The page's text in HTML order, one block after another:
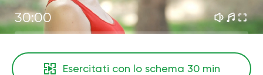
30:00
Esercitati con lo schema 30 min